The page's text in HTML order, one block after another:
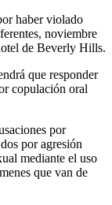
haber violado
noviembre
de Beverly Hills.
que responder
copulación oral
por
por agresión
mediante el uso
que van de